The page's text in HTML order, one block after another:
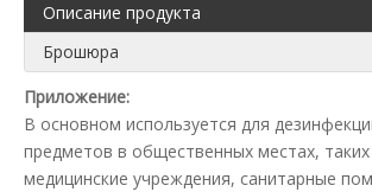
Описание продукта
Брошюра
Приложение:
В основном используется для
предметов в общественных местах, таких
медицинские учреждения, санитарные